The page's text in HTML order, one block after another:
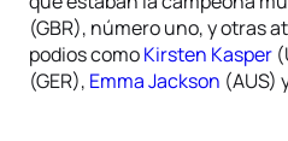
(GBR), número uno, y otras
podios comoKirsten Kasper
(GER), Emma Jackson (AUS)